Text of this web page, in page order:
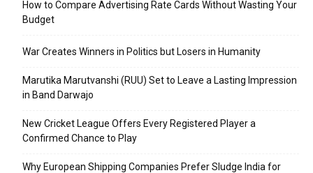
How to Compare Advertising Rate Cards Without Wasting Your
Budget
War Creates Winners in Politics but Losers in Humanity
Marutika Marutvanshi (RUU) Set to Leave a Lasting Impression
in Band Darwajo
New Cricket League Offers Every Registered Player a
Confirmed Chance to Play
Why European Shipping Companies Prefer Sludge India for